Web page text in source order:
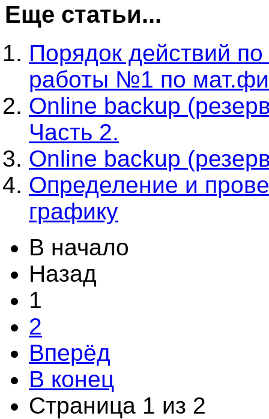
Еще статьи...
Порядок действий
работы №1 по
Online backup
Часть 2.
Online backup
Определение и
графику
В начало
Назад
1
2
Вперёд
В конец
Страница 1 из 2